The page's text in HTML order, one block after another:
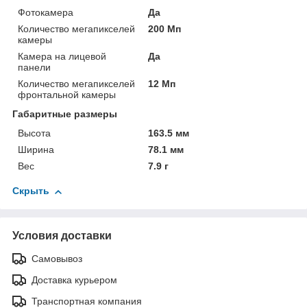
Фотокамера
Да
Количество мегапикселей
камеры
200 Мп
Камера на лицевой
панели
Да
Количество мегапикселей
фронтальной камеры
12 Мп
Габаритные размеры
Высота
163.5 мм
Ширина
78.1 мм
Вес
7.9 г
Скрыть
Условия доставки
Самовывоз
Доставка курьером
Транспортная компания